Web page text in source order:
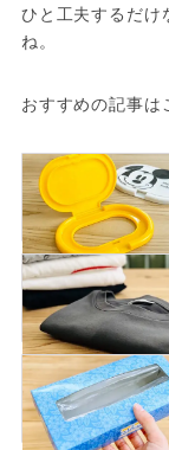
ひと工夫するだけ
ね。
おすすめの記事